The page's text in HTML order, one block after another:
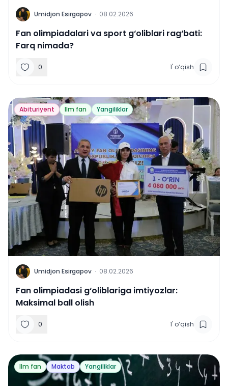
U Umidjon Esirgapov · 08.02.2026
Fan olimpiadalari va sport g‘oliblari rag‘bati:
Farq nimada?
0 1' o‘qish
Abituriyent Ilm fan Yangiliklar
U Umidjon Esirgapov · 08.02.2026
Fan olimpiadasi g‘oliblariga imtiyozlar:
Maksimal ball olish
0 1' o‘qish
Ilm fan Maktab Yangiliklar